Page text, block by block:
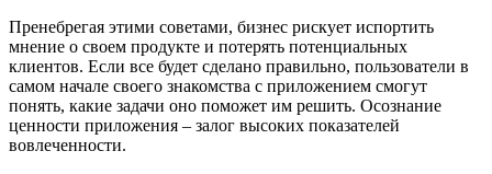
Пренебрегая этими советами, бизнес рискует испортить
мнение о своем продукте и потерять потенциальных
клиентов. Если все будет сделано правильно, пользователи в
самом начале своего знакомства с приложением смогут
понять, какие задачи оно поможет им решить. Осознание
ценности приложения – залог высоких показателей
вовлеченности.